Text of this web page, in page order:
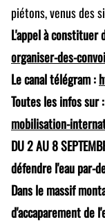
piétons, venus des
L'appel à constituer
organiser-des-
Le canal télégram :
Toutes les infos sur :
mobilisation-
DU 2 AU 8
défendre l'eau par-
Dans le massif
d'accaparement de